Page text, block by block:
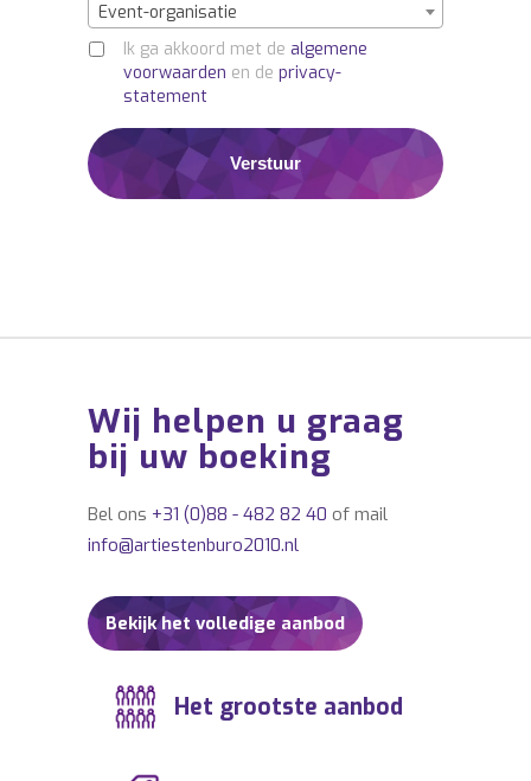
event? Laat u vrijblijvend informeren via:
info@buro2010.nl – 036-7600140.
MANAGEMENT Accordeonist Peter,
BOEKINGSBUREAU Accordeonist Peter,
BOEKINGSBURO Accordeonist Peter,
ENTERTAINMENTBUREAU Accordeonist
ARTIESTENBOEKINGSBUREAU Accordeonist
Peter, ARTIESTENBOEKINGSBURO
Accordeonist Peter,
ARTIESTENBOEKINGSKANTOOR
Accordeonist Peter.
Event-organisatie
Ik ga akkoord met de algemene
voorwaarden en de privacy-
statement
Wij helpen u graag
bij uw boeking
Bel ons +31 (0)88 - 482 82 40 of mail
info@artiestenburo2010.nl
Bekijk het volledige aanbod
Het grootste aanbod